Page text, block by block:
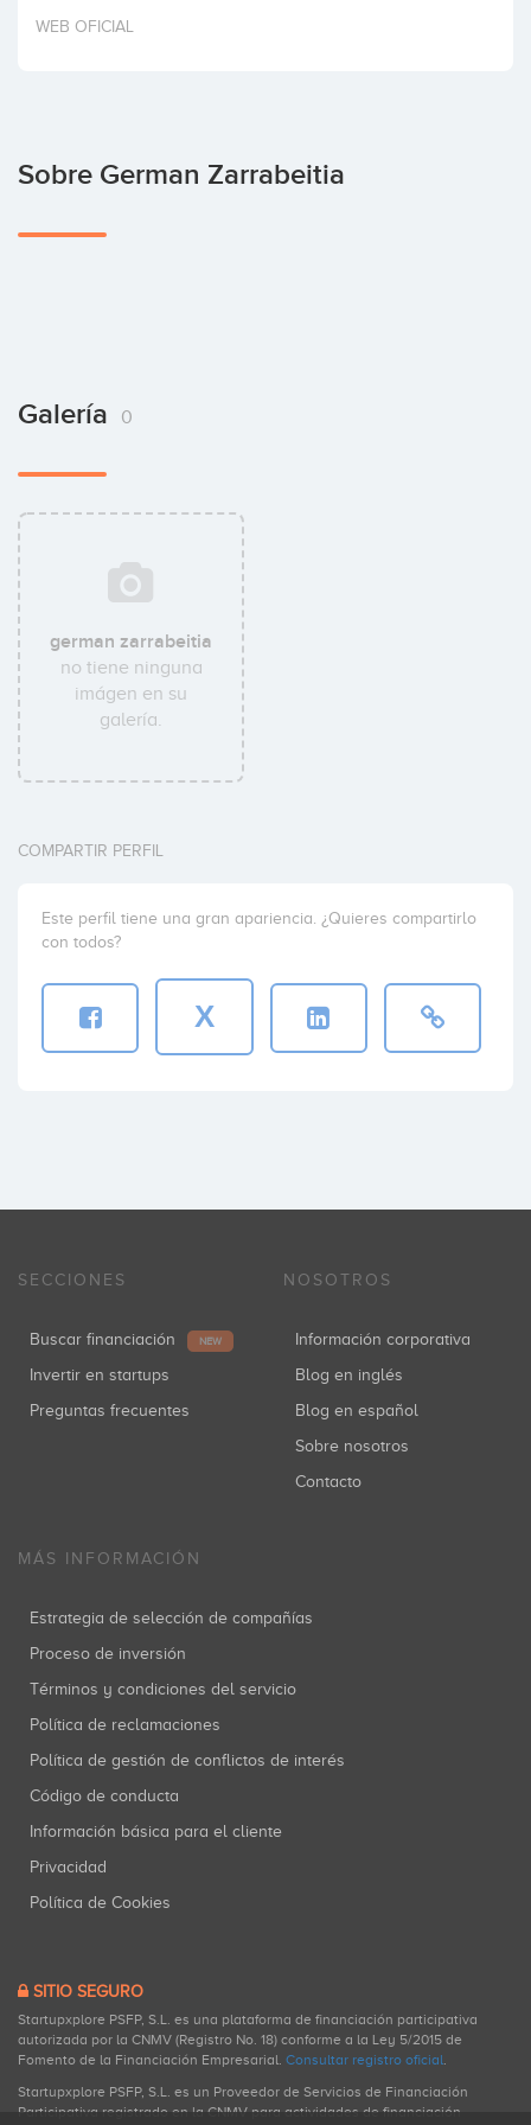
Invertir
WEB OFICIAL
Sobre German Zarrabeitia
Galería 0
german zarrabeitia
no tiene ninguna
imágen en su
galería.
COMPARTIR PERFIL
Este perfil tiene una gran apariencia. ¿Quieres compartirlo
con todos?
X
SECCIONES
Buscar financiación NEW
Invertir en startups
Preguntas frecuentes
NOSOTROS
Información corporativa
Blog en inglés
Blog en español
Sobre nosotros
Contacto
MÁS INFORMACIÓN
Estrategia de selección de compañías
Proceso de inversión
Términos y condiciones del servicio
Política de reclamaciones
Política de gestión de conflictos de interés
Código de conducta
Información básica para el cliente
Privacidad
Política de Cookies
SITIO SEGURO
Startupxplore PSFP, S.L. es una plataforma de financiación participativa
autorizada por la CNMV (Registro No. 18) conforme a la Ley 5/2015 de
Fomento de la Financiación Empresarial. Consultar registro oficial.
Startupxplore PSFP, S.L. es un Proveedor de Servicios de Financiación
Participativa registrado en la CNMV para actividades de financiación